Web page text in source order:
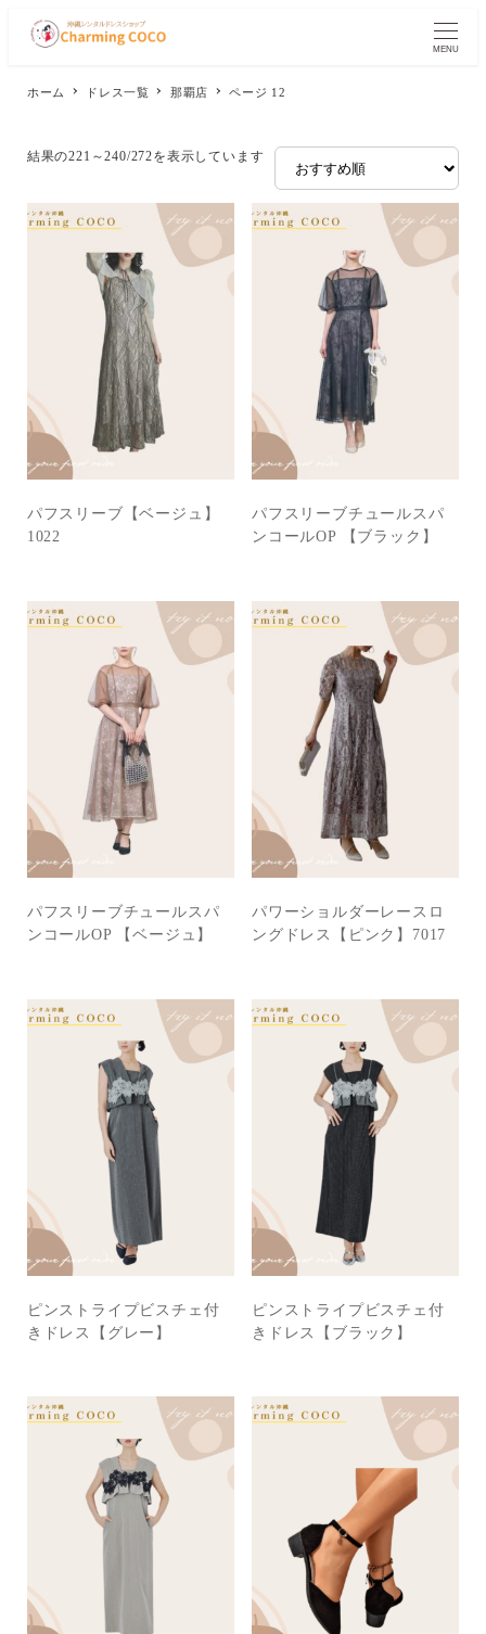
MENU
ホーム ドレス一覧 那覇店 ページ 12
結果の221～240/272を表示しています
パフスリーブ【ベージュ】
1022
パフスリーブチュールスパ
ンコールOP 【ブラック】
パフスリーブチュールスパ
ンコールOP 【ベージュ】
パワーショルダーレースロ
ングドレス【ピンク】7017
ピンストライプビスチェ付
きドレス【グレー】
ピンストライプビスチェ付
きドレス【ブラック】